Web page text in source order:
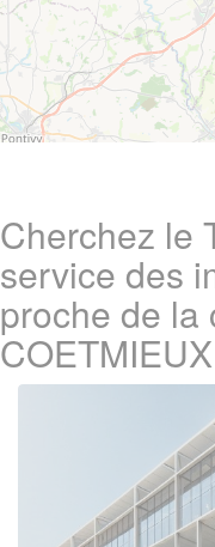
Cherchez le
service des
proche de la